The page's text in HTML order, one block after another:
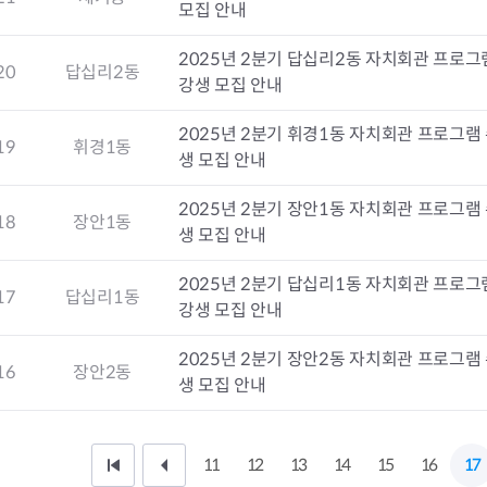
모집 안내
답십리2동
2025년 2분기 답십리2동 자치회관 프로그
강생 모집 안내
휘경1동
2025년 2분기 휘경1동 자치회관 프로그램
생 모집 안내
장안1동
2025년 2분기 장안1동 자치회관 프로그램
생 모집 안내
답십리1동
2025년 2분기 답십리1동 자치회관 프로그
강생 모집 안내
장안2동
2025년 2분기 장안2동 자치회관 프로그램
생 모집 안내
처 11 12 13 14 15 16 17